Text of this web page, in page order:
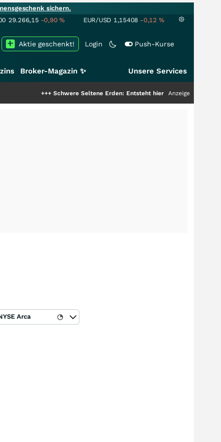
sichern.
29.266,15 -0,90% EUR/USD 1,15408 -0,12 %
Login Push-Kurse
Aktie geschenkt!
Broker-Magazin ✨ Unsere Services
Schwere Seltene Erden: Entsteht hier die nächste Milliardenstory?
Anzeige
Arca